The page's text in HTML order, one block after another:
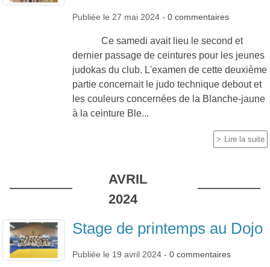
Publiée le 27 mai 2024 - 0 commentaires
Ce samedi avait lieu le second et
dernier passage de ceintures pour les jeunes
judokas du club. L'examen de cette deuxième
partie concernait le judo technique debout et
les couleurs concernées de la Blanche-jaune
à la ceinture Ble...
Lire la suite
AVRIL
2024
Stage de printemps au Dojo
Publiée le 19 avril 2024 - 0 commentaires